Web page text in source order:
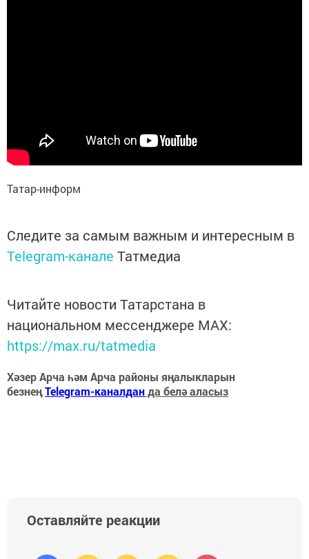
Татар-информ
Следите за самым важным и интересным в
Telegram-канале Татмедиа
Читайте новости Татарстана в
национальном мессенджере MАХ:
https://max.ru/tatmedia
Хәзер Арча һәм Арча районы яңалыкларын
безнеңTelegram-каналданда белә аласыз
Оставляйте реакции